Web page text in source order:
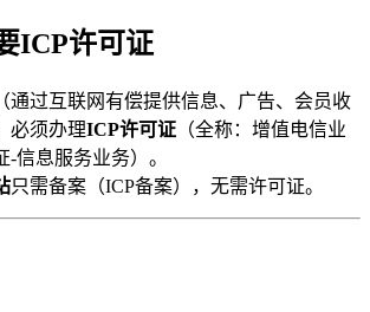
ICP许可证
（通过互联网有偿提供信息、广告、会员收
必须办理ICP许可证 （全称：增值电信业
-信息服务业务）。
只需备案（ICP备案），无需许可证。